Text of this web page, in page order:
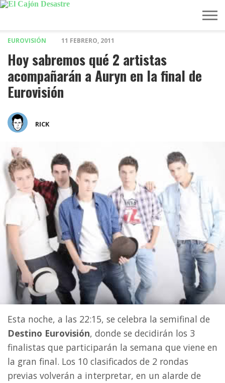
EUROVISIÓN 11 FEBRERO, 2011
Hoy sabremos qué 2 artistas
acompañarán a Auryn en la final de
Eurovisión
RICK
Esta noche, a las 22:15, se celebra la semifinal de
Destino Eurovisión, donde se decidirán los 3
finalistas que participarán la semana que viene en
la gran final. Los 10 clasificados de 2 rondas
previas volverán a interpretar, en un alarde de